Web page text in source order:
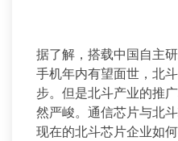
据了解，搭载中国自主
手机年内有望面世，北
步。但是北斗产业的推
然严峻。通信芯片与北
现在的北斗芯片企业如